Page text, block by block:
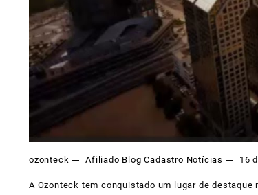
ozonteck Afiliado Blog Cadastro Notícias 16
A Ozonteck tem conquistado um lugar de